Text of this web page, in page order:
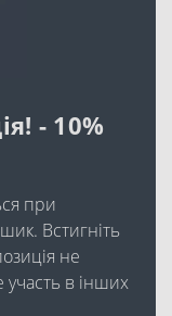
- 10%
при
Встигніть
не
в інших